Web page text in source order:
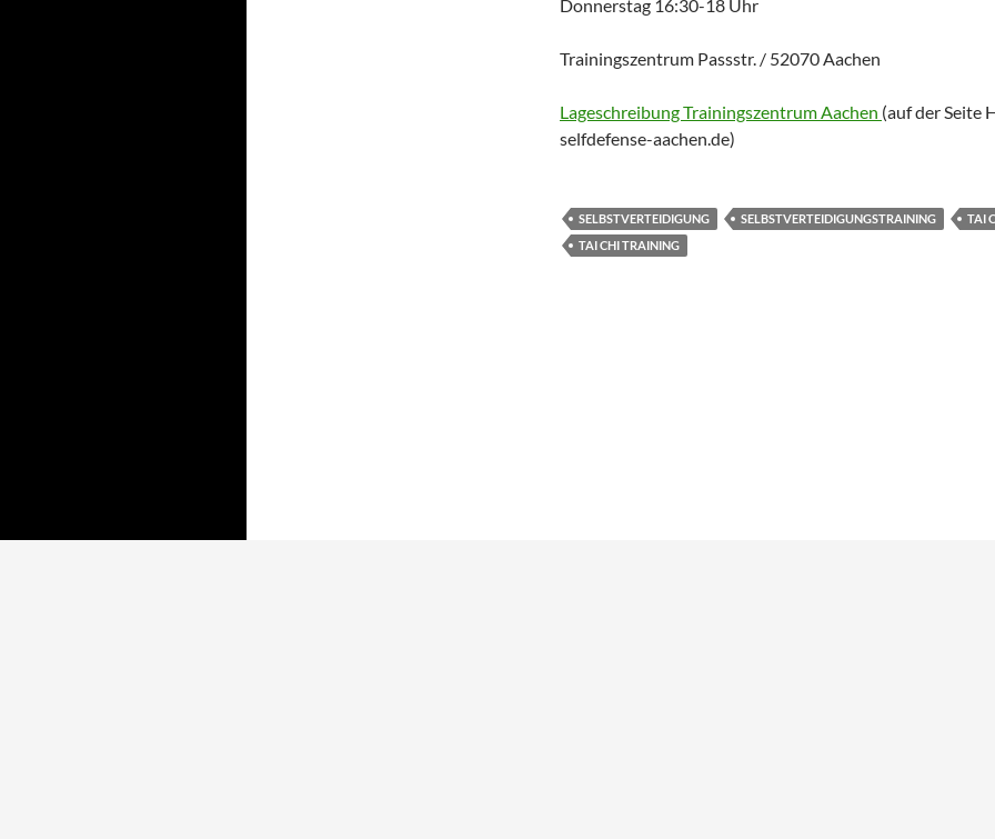
Donnerstag 16:30-18 Uhr
Trainingszentrum Passstr. / 52070 Aachen
Lageschreibung Trainingszentrum Aachen (auf der Seite
selfdefense-aachen.de)
SELBSTVERTEIDIGUNG SELBSTVERTEIDIGUNGSTRAINING
TAI
TAI CHI TRAINING